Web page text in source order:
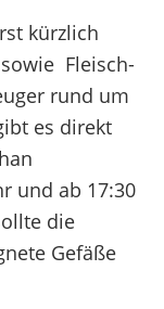
kürzlich
Fleisch-
rund um
es direkt
und ab 17:30
die
Gefäße